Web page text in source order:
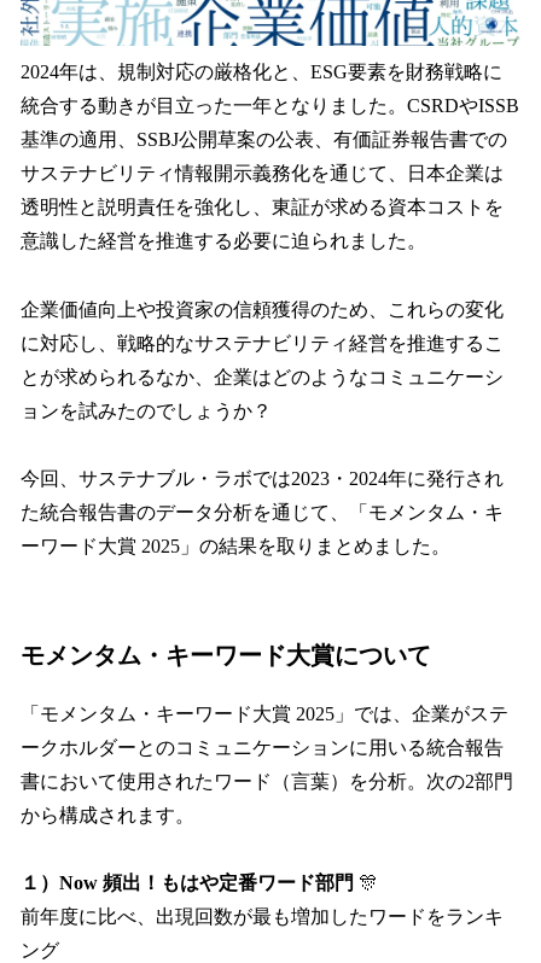
2024年は、規制対応の厳格化と、ESG要素を財務戦略に
統合する動きが目立った一年となりました。CSRDやISSB
基準の適用、SSBJ公開草案の公表、有価証券報告書での
サステナビリティ情報開示義務化を通じて、日本企業は
透明性と説明責任を強化し、東証が求める資本コストを
意識した経営を推進する必要に迫られました。
企業価値向上や投資家の信頼獲得のため、これらの変化
に対応し、戦略的なサステナビリティ経営を推進するこ
とが求められるなか、企業はどのようなコミュニケーシ
ョンを試みたのでしょうか？
今回、サステナブル・ラボでは2023・2024年に発行され
た統合報告書のデータ分析を通じて、「モメンタム・キ
ーワード大賞 2025」の結果を取りまとめました。
モメンタム・キーワード大賞について
「モメンタム・キーワード大賞 2025」では、企業がステ
ークホルダーとのコミュニケーションに用いる統合報告
書において使用されたワード（言葉）を分析。次の2部門
から構成されます。
１）Now 頻出！もはや定番ワード部門 🎊
前年度に比べ、出現回数が最も増加したワードをランキ
ング